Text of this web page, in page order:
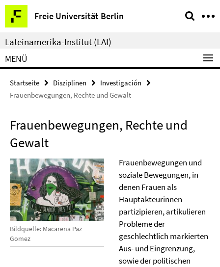
Springe
direkt
zu
Inhalt
Freie Universität Berlin
Service-
Navigation
Lateinamerika-Institut (LAI)
MENÜ
Startseite Disziplinen
Investigación
Frauenbewegungen, Rechte und Gewalt
Frauenbewegungen, Rechte und
Gewalt
Bildquelle: Macarena Paz
Gomez
Frauenbewegungen und
soziale Bewegungen, in
denen Frauen als
Hauptakteurinnen
partizipieren, artikulieren
Probleme der
geschlechtlich markierten
Aus- und Eingrenzung,
sowie der politischen